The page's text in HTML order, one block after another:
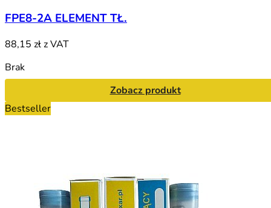
FPE8-2A ELEMENT TŁ.
88,15 złz VAT
Brak
Zobacz produkt
Bestseller